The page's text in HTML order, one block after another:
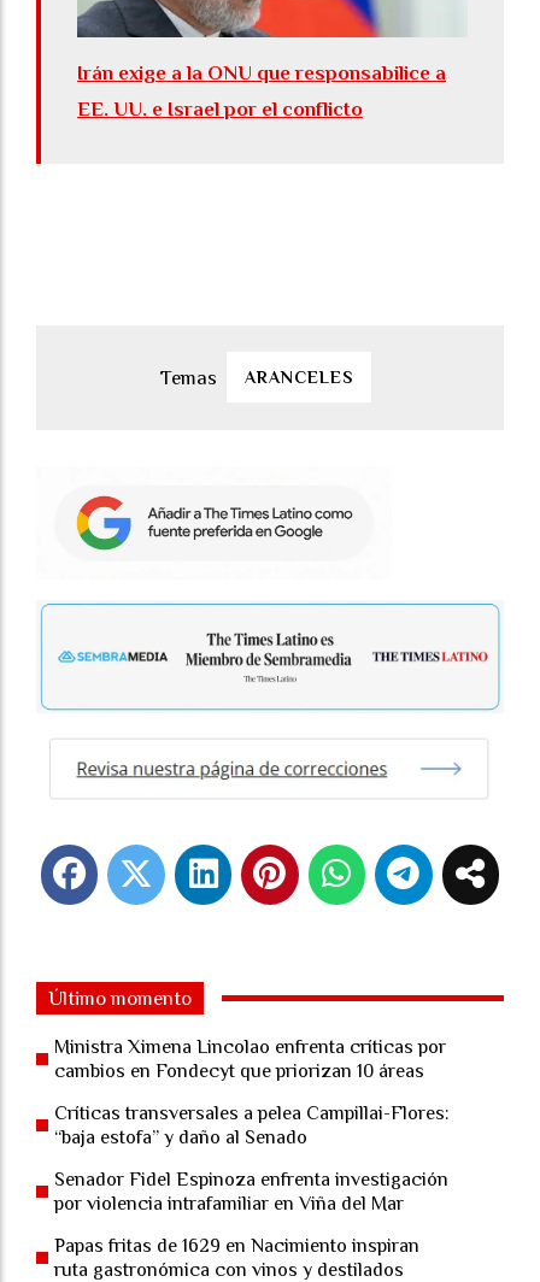
Irán exige a la ONU que responsabilice a
EE. UU. e Israel por el conflicto
ARANCELES
Último momento
Ministra Ximena Lincolao enfrenta críticas por
cambios en Fondecyt que priorizan 10 áreas
Críticas transversales a pelea Campillai-Flores:
“baja estofa” y daño al Senado
Senador Fidel Espinoza enfrenta investigación
por violencia intrafamiliar en Viña del Mar
Papas fritas de 1629 en Nacimiento inspiran
ruta gastronómica con vinos y destilados